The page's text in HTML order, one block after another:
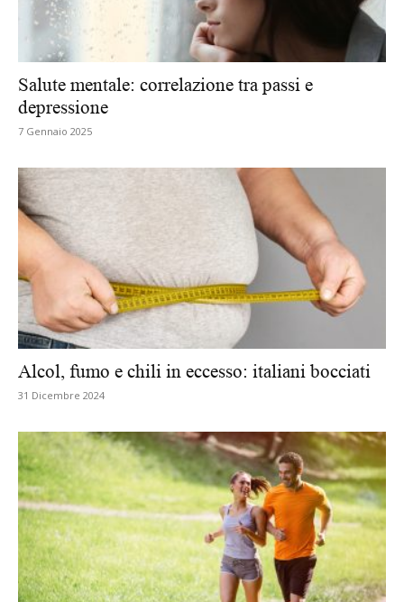
Salute mentale: correlazione tra passi e
depressione
7 Gennaio 2025
Alcol, fumo e chili in eccesso: italiani bocciati
31 Dicembre 2024